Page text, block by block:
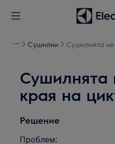
Сушилни Сушилнята
Сушилнята
края на
Решение
Проблем: